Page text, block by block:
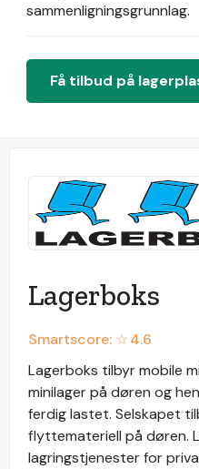
sammenligningsgrunnlag.
Få tilbud på
Lagerboks
Smartscore: ☆4.6
Lagerboks tilbyr mobile
minilager på døren og
ferdig lastet. Selskapet
flyttemateriell på døren.
lagringstjenester for